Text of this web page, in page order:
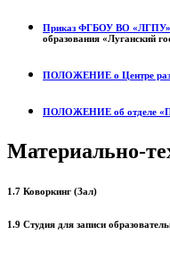
Приказ ФГБОУ ВО «ЛГПУ»
образования «Луганский
ПОЛОЖЕНИЕ о Центре
ПОЛОЖЕНИЕ об отделе
Материально-
1.7 Коворкинг (Зал)
1.9 Студия для записи